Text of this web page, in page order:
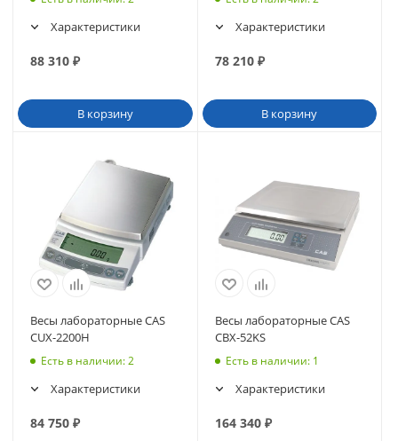
Характеристики
88 310 ₽
В корзину
Характеристики
78 210₽
В корзину
Весы лабораторные CAS
CUX-2200H
Есть в наличии: 2
Характеристики
84 750 ₽
Весы лабораторные CAS
CBX-52KS
Есть в наличии: 1
Характеристики
164 340₽